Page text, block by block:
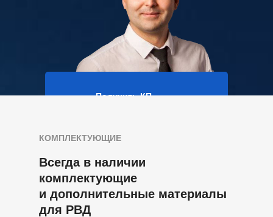
Получить КП
Предложим несколько вариантов
по стоимости и эффективности
решений
КОМПЛЕКТУЮЩИЕ
Всегда в наличии
комплектующие
и дополнительные материалы
для РВД